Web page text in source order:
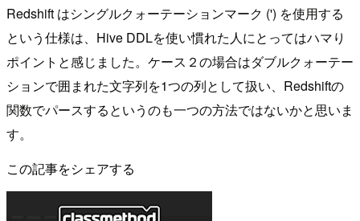
Redshift はシングルクォーテーションマーク (') を使用する
という仕様は、Hive DDLを使い慣れた人にとってはハマり
ポイントと感じました。ケース２の場合はダブルクォーテー
ションで囲まれた文字列を1つの列として扱い、Redshiftの
関数でパースするというのも一つの方法ではないかと思いま
す。
この記事をシェアする